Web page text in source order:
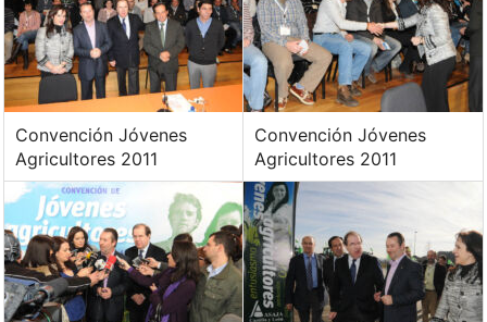
Convención Jóvenes
Agricultores 2011
Convención Jóvenes
Agricultores 2011